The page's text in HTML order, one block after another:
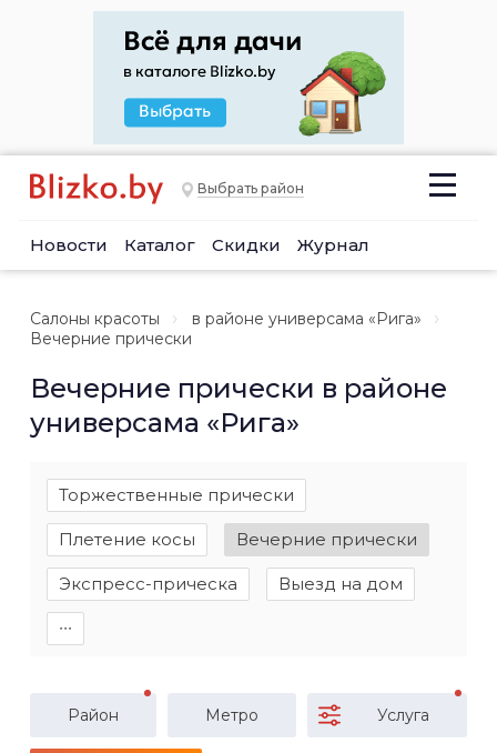
Выбрать район
Новости Каталог Скидки Журнал
Салоны красоты
в районе универсама «Рига»
Вечерние прически
Вечерние прически в районе
универсама «Рига»
Торжественные прически
Плетение косы Вечерние прически
Экспресс-прическа Выезд на дом
∙∙∙
Район Метро Услуга